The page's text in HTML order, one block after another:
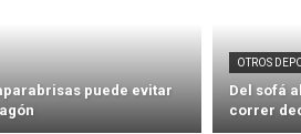
puede evitar
OTROS
Del sofá
correr